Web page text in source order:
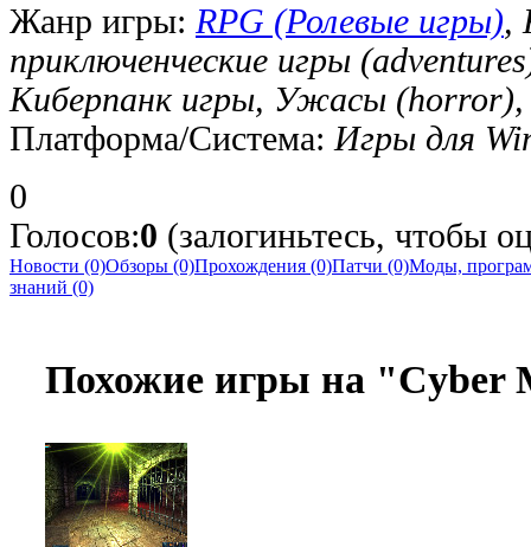
Жанр игры: RPG (Ролевые игры),
приключенческие игры
Киберпанк игры, Ужасы (horror),
Платформа/Система: Игры для
0
Голосов:0 (залогиньтесь, чтобы
Новости (0)Обзоры (0)Прохождения (0)Патчи (0)Моды,
знаний (0)
Похожие игры на "Cyber